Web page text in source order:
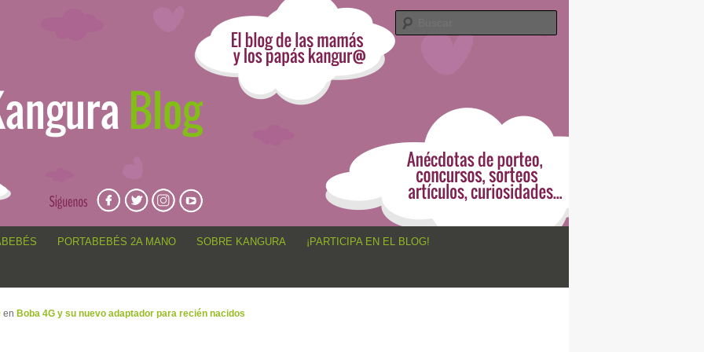
anécdotas de porteo, sorteos, concursos, artículos,
PORTABEBÉS 2A MANO SOBRE KANGURA ¡PARTICIPA EN EL BLOG!
en Boba 4G y su nuevo adaptador para recién nacidos